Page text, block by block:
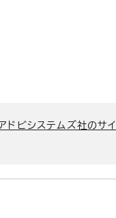
ドビシステムズ社のサイ